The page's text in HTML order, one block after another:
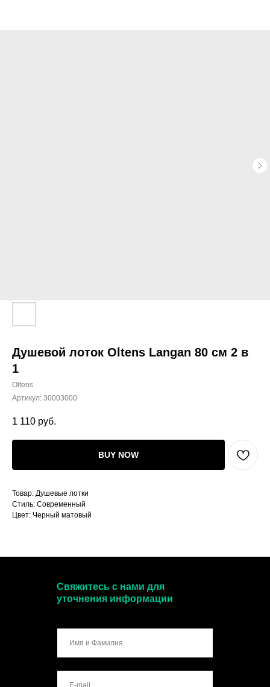
Душевой лоток Oltens Langan 80 см 2 в
1
Oltens
Артикул: 30003000
1 110 руб.
BUY NOW
Товар: Душевые лотки
Стиль: Современный
Цвет: Черный матовый
Свяжитесь с нами для
уточнения информации